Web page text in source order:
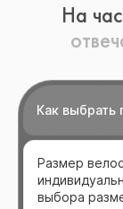
На
Как выбрать
Размер
выбора